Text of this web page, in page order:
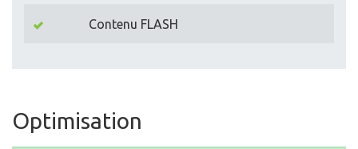
Contenu FLASH
Optimisation